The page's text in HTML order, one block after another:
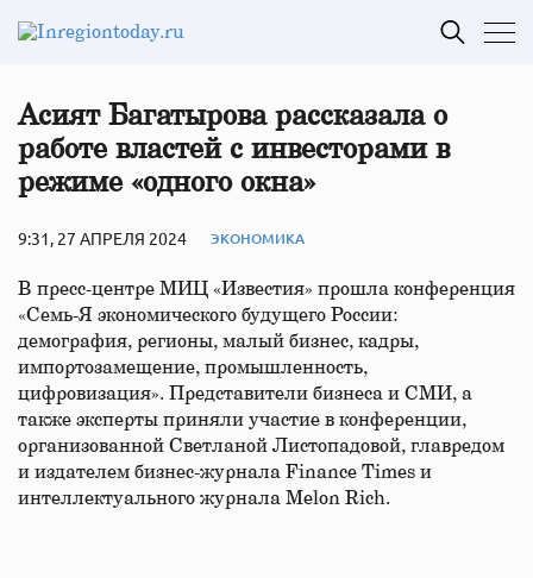
Асият Багатырова рассказала о
работе властей с инвесторами в
режиме «одного окна»
9:31, 27 АПРЕЛЯ 2024 ЭКОНОМИКА
В пресс-центре МИЦ «Известия» прошла конференция
«Семь-Я экономического будущего России:
демография, регионы, малый бизнес, кадры,
импортозамещение, промышленность,
цифровизация». Представители бизнеса и СМИ, а
также эксперты приняли участие в конференции,
организованной Светланой Листопадовой, главредом
и издателем бизнес-журнала Finance Times и
интеллектуального журнала Melon Rich.